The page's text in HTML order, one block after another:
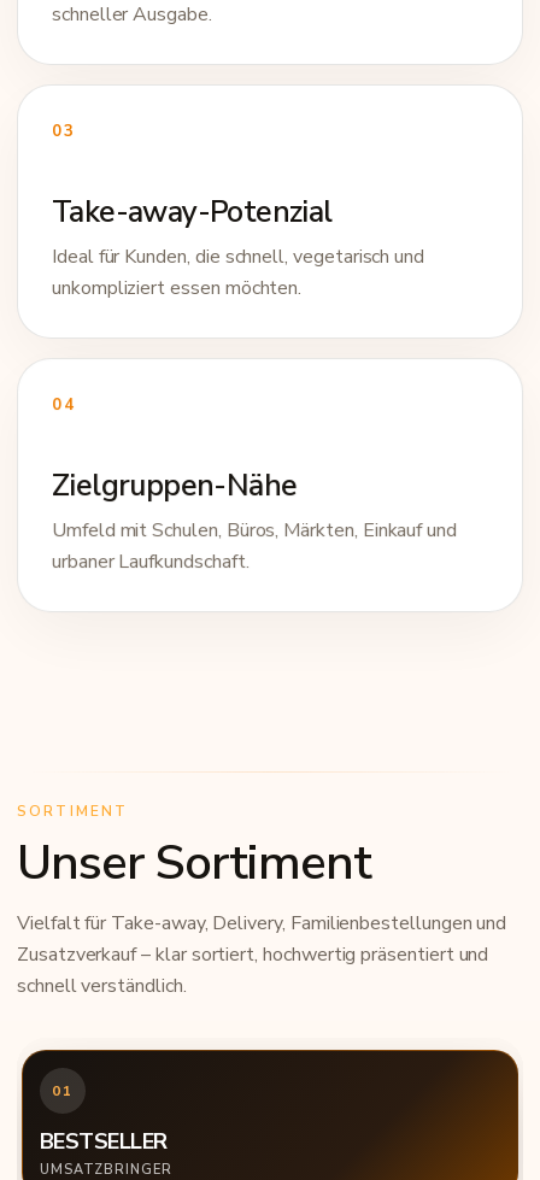
schneller Ausgabe.
03
Take-away-Potenzial
Ideal für Kunden, die schnell, vegetarisch und
unkompliziert essen möchten.
04
Zielgruppen-Nähe
Umfeld mit Schulen, Büros, Märkten, Einkauf und
urbaner Laufkundschaft.
SORTIMENT
Unser Sortiment
Vielfalt für Take-away, Delivery, Familienbestellungen und
Zusatzverkauf – klar sortiert, hochwertig präsentiert und
schnell verständlich.
01
BESTSELLER
UMSATZBRINGER